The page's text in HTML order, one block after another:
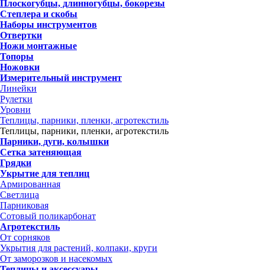
Плоскогубцы, длинногубцы, бокорезы
Степлера и скобы
Наборы инструментов
Отвертки
Ножи монтажные
Топоры
Ножовки
Измерительный инструмент
Линейки
Рулетки
Уровни
Теплицы, парники, пленки, агротекстиль
Теплицы, парники, пленки, агротекстиль
Парники, дуги, колышки
Сетка затеняющая
Грядки
Укрытие для теплиц
Армированная
Светлица
Парниковая
Сотовый поликарбонат
Агротекстиль
От сорняков
Укрытия для растений, колпаки, круги
От заморозков и насекомых